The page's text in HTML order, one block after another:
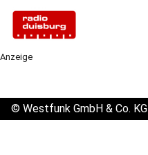
Anzeige
© Westfunk GmbH & Co. KG